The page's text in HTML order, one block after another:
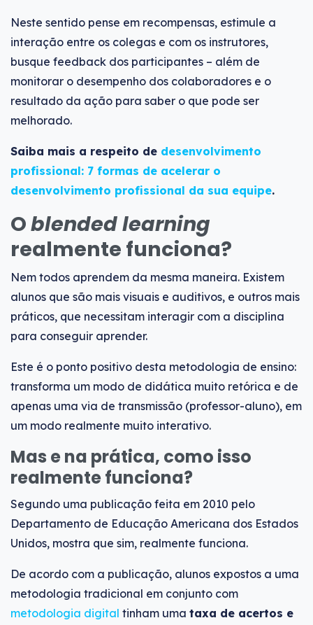
Neste sentido pense em recompensas, estimule a
interação entre os colegas e com os instrutores,
busque feedback dos participantes – além de
monitorar o desempenho dos colaboradores e o
resultado da ação para saber o que pode ser
melhorado.
Saiba mais a respeito de desenvolvimento
profissional: 7 formas de acelerar o
desenvolvimento profissional da sua equipe.
Oblended learning
realmente funciona?
Nem todos aprendem da mesma maneira. Existem
alunos que são mais visuais e auditivos, e outros mais
práticos, que necessitam interagir com a disciplina
para conseguir aprender.
Este é o ponto positivo desta metodologia de ensino:
transforma um modo de didática muito retórica e de
apenas uma via de transmissão (professor-aluno), em
um modo realmente muito interativo.
Mas e na prática, como isso
realmente funciona?
Segundo uma publicação feita em 2010 pelo
Departamento de Educação Americana dos Estados
Unidos, mostra que sim, realmente funciona.
De acordo com a publicação, alunos expostos a uma
metodologia tradicional em conjunto com
metodologia digital tinham uma taxa de acertos e